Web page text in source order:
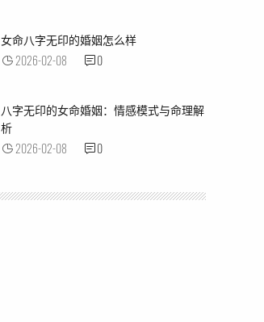
女命八字无印的婚姻怎么样
2026-02-08 0
八字无印的女命婚姻：情感模式与命理解
析
2026-02-08 0